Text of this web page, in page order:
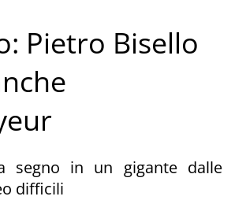
Pietro Bisello
segno in un gigante dalle
difficili